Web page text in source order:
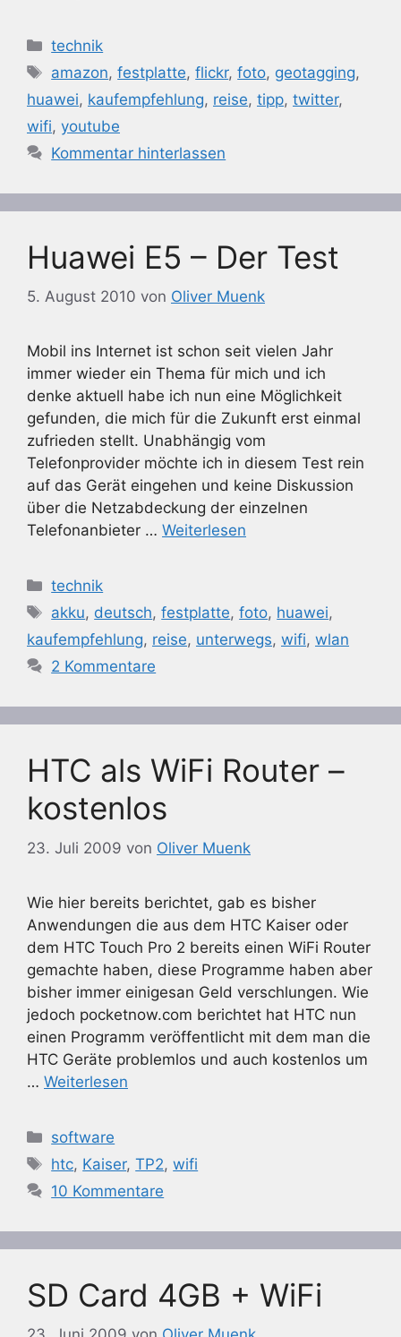
Kategorien
technik
Schlagwörter
amazon,festplatte,flickr,foto, geotagging,
huawei, kaufempfehlung, reise, tipp, twitter,
wifi, youtube
Kommentar hinterlassen
Huawei E5 – Der Test
5. August 2010 von Oliver Muenk
Mobil ins Internet ist schon seit vielen Jahr
immer wieder ein Thema für mich und ich
denke aktuell habe ich nun eine Möglichkeit
gefunden, die mich für die Zukunft erst einmal
zufrieden stellt. Unabhängig vom
Telefonprovider möchte ich in diesem Test rein
auf das Gerät eingehen und keine Diskussion
über die Netzabdeckung der einzelnen
Telefonanbieter … Weiterlesen
Kategorien
technik
Schlagwörter
akku, deutsch,festplatte,foto, huawei,
kaufempfehlung, reise, unterwegs, wifi, wlan
2 Kommentare
HTC als WiFi Router –
kostenlos
23. Juli 2009 von Oliver Muenk
Wie hier bereits berichtet, gab es bisher
Anwendungen die aus dem HTC Kaiser oder
dem HTC Touch Pro 2 bereits einen WiFi Router
gemachte haben, diese Programme haben aber
bisher immer einigesan Geld verschlungen. Wie
jedoch pocketnow.com berichtet hat HTC nun
einen Programm veröffentlicht mit dem man die
HTC Geräte problemlos und auch kostenlos um
… Weiterlesen
Kategorien
software
Schlagwörter
htc, Kaiser,TP2,wifi
10 Kommentare
SD Card 4GB + WiFi